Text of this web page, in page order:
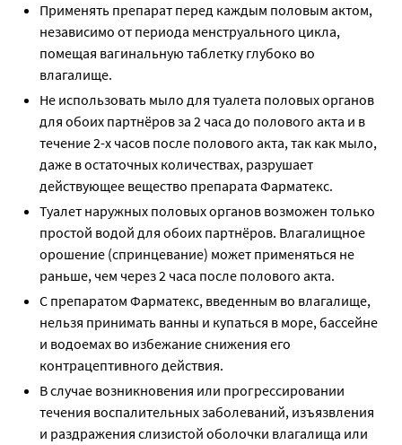
Применять препарат перед каждым половым актом,
независимо от периода менструального цикла,
помещая вагинальную таблетку глубоко во
влагалище.
Не использовать мыло для туалета половых органов
для обоих партнёров за 2 часа до полового акта и в
течение 2-х часов после полового акта, так как мыло,
даже в остаточных количествах, разрушает
действующее вещество препарата Фарматекс.
Туалет наружных половых органов возможен только
простой водой для обоих партнёров. Влагалищное
орошение (спринцевание) может применяться не
раньше, чем через 2 часа после полового акта.
С препаратом Фарматекс, введенным во влагалище,
нельзя принимать ванны и купаться в море, бассейне
и водоемах во избежание снижения его
контрацептивного действия.
В случае возникновения или прогрессировании
течения воспалительных заболеваний, изъязвления
и раздражения слизистой оболочки влагалища или